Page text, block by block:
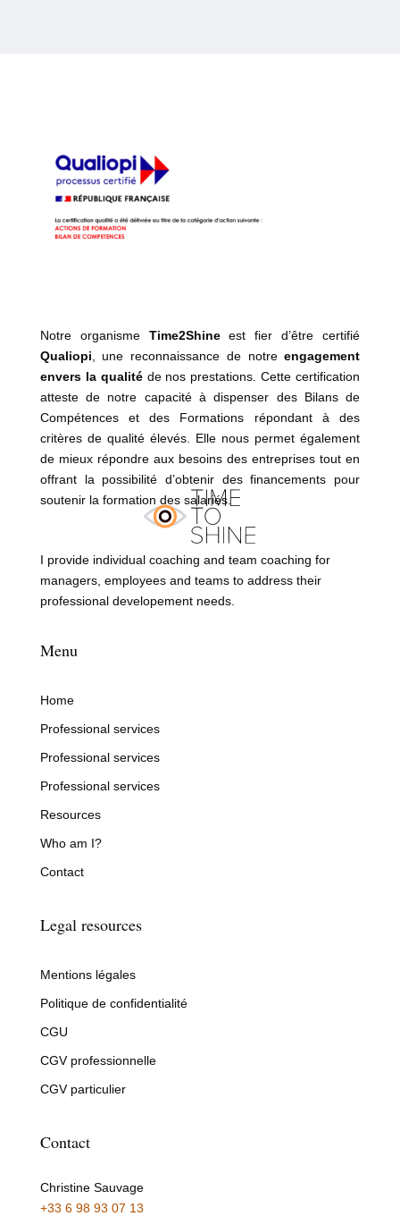
Notre organisme Time2Shineest fier d’être certifié
Qualiopi, une reconnaissance de notreengagement
envers la qualitéde nos prestations. Cette certification
atteste de notre capacité à dispenser des Bilans de
Compétences et des Formations répondant à des
critères de qualité élevés. Elle nous permet également
de mieux répondre aux besoins des entreprises tout en
offrant la possibilité d’obtenir des financements pour
soutenir la formation des salariés.
I provide individual coaching and team coaching for
managers, employees and teams to address their
professional developement needs.
Menu
Home
Professional services
Professional services
Professional services
Resources
Who am I?
Contact
Legal resources
Mentions légales
Politique de confidentialité
CGU
CGV professionnelle
CGV particulier
Contact
Christine Sauvage
+33 6 98 93 07 13